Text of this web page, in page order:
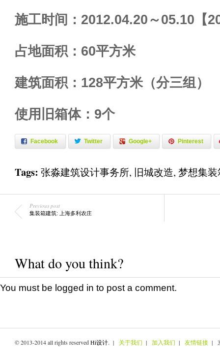
施工时间：2012.04.20～05.10【
占地面积：60平方米
建筑面积：128平方米（分三组）
使用旧箱体：9个
Facebook Twitter Google+ Pinterest
Tags: 张淼建筑设计事务所, 旧城改造, 梦想集装
Previous post
集装箱建筑: 上海多利农庄
What do you think?
You must be logged in to post a comment.
© 2013-2014 all rights reservedHi设计. | 关于我们 | 加入我们 | 友情链接 |